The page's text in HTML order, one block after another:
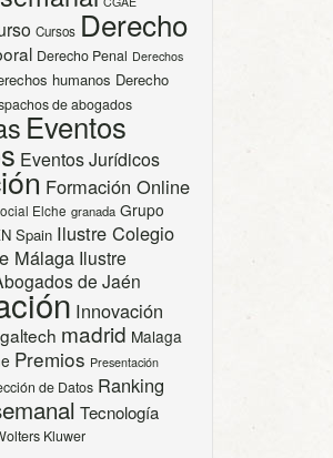
Cursos Derecho
Derecho Penal Derechos
humanos Derecho
de abogados
Eventos
Eventos Jurídicos
Formación Online
Elche granada Grupo
Spain Ilustre Colegio
Málaga Ilustre
de Jaén
Innovación
madrid Malaga
Premios Presentación
de Datos Ranking
Tecnología
Kluwer